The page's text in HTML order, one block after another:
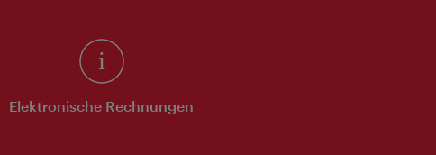
Elektronische Rechnungen